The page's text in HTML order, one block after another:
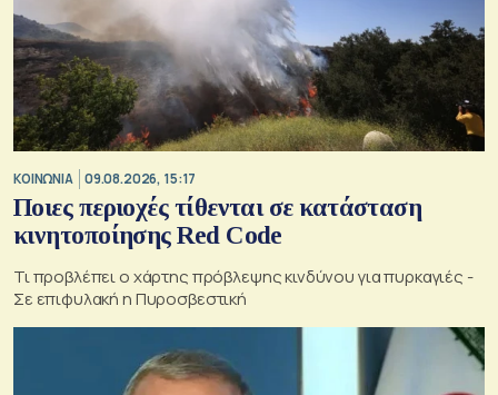
ΚΟΙΝΩΝΙΑ 09.08.2026, 15:17
Ποιες περιοχές τίθενται σε κατάσταση
κινητοποίησης Red Code
Τι προβλέπει ο χάρτης πρόβλεψης κινδύνου για πυρκαγιές -
Σε επιφυλακή η Πυροσβεστική